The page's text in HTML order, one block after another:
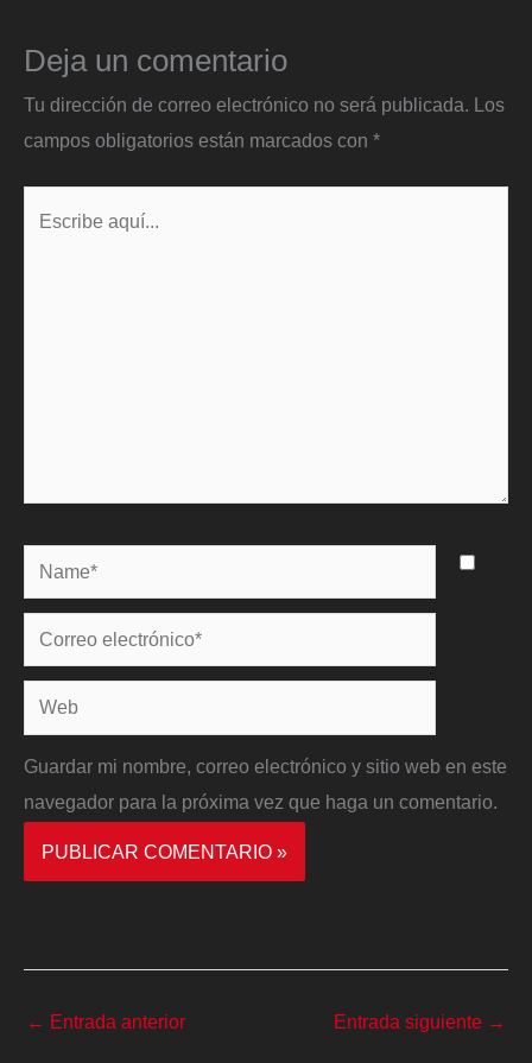
Deja un comentario
Tu dirección de correo electrónico no será publicada. Los
campos obligatorios están marcados con *
Name*
Correo
electrónico*
Web
Guardar mi nombre, correo electrónico y sitio web en este
navegador para la próxima vez que haga un comentario.
← Entrada anterior Entrada siguiente →